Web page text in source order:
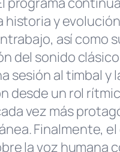
historia y
así como
del sonido
sesión al timbal y
desde un rol
vez más
Finalmente,
la voz humana